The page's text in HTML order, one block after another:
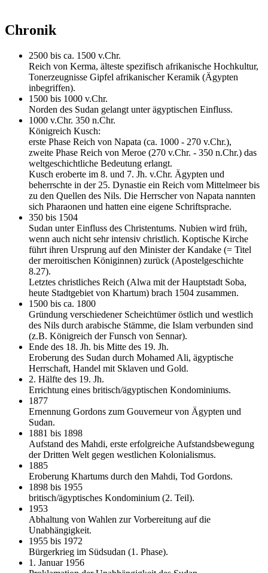
Chronik
2500 bis ca. 1500 v.Chr.
Reich von Kerma, älteste spezifisch afrikanische Hochkultur,
Tonerzeugnisse Gipfel afrikanischer Keramik (Ägypten
inbegriffen).
1500 bis 1000 v.Chr.
Norden des Sudan gelangt unter ägyptischen Einfluss.
1000 v.Chr. 350 n.Chr.
Königreich Kusch:
erste Phase Reich von Napata (ca. 1000 - 270 v.Chr.),
zweite Phase Reich von Meroe (270 v.Chr. - 350 n.Chr.) das
weltgeschichtliche Bedeutung erlangt.
Kusch eroberte im 8. und 7. Jh. v.Chr. Ägypten und
beherrschte in der 25. Dynastie ein Reich vom Mittelmeer bis
zu den Quellen des Nils. Die Herrscher von Napata nannten
sich Pharaonen und hatten eine eigene Schriftsprache.
350 bis 1504
Sudan unter Einfluss des Christentums. Nubien wird früh,
wenn auch nicht sehr intensiv christlich. Koptische Kirche
führt ihren Ursprung auf den Minister der Kandake (= Titel
der meroitischen Königinnen) zurück (Apostelgeschichte
8.27).
Letztes christliches Reich (Alwa mit der Hauptstadt Soba,
heute Stadtgebiet von Khartum) brach 1504 zusammen.
1500 bis ca. 1800
Gründung verschiedener Scheichtümer östlich und westlich
des Nils durch arabische Stämme, die Islam verbunden sind
(z.B. Königreich der Funsch von Sennar).
Ende des 18. Jh. bis Mitte des 19. Jh.
Eroberung des Sudan durch Mohamed Ali, ägyptische
Herrschaft, Handel mit Sklaven und Gold.
2. Hälfte des 19. Jh.
Errichtung eines britisch/ägyptischen Kondominiums.
1877
Ernennung Gordons zum Gouverneur von Ägypten und
Sudan.
1881 bis 1898
Aufstand des Mahdi, erste erfolgreiche Aufstandsbewegung
der Dritten Welt gegen westlichen Kolonialismus.
1885
Eroberung Khartums durch den Mahdi, Tod Gordons.
1898 bis 1955
britisch/ägyptisches Kondominium (2. Teil).
1953
Abhaltung von Wahlen zur Vorbereitung auf die
Unabhängigkeit.
1955 bis 1972
Bürgerkrieg im Südsudan (1. Phase).
1. Januar 1956